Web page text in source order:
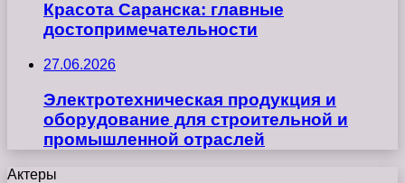
Красота Саранска: главные
достопримечательности
27.06.2026
Электротехническая продукция и
оборудование для строительной и
промышленной отраслей
Актеры